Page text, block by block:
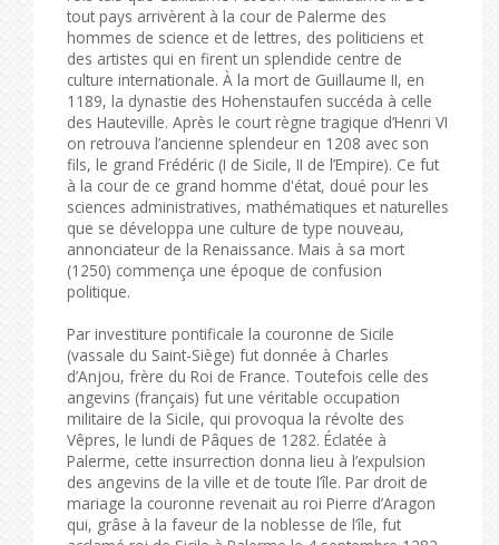
tout pays arrivèrent à la cour de Palerme des
hommes de science et de lettres, des politiciens et
des artistes qui en firent un splendide centre de
culture internationale. À la mort de Guillaume II, en
1189, la dynastie des Hohenstaufen succéda à celle
des Hauteville. Après le court règne tragique d’Henri VI
on retrouva l’ancienne splendeur en 1208 avec son
fils, le grand Frédéric (I de Sicile, II de l’Empire). Ce fut
à la cour de ce grand homme d'état, doué pour les
sciences administratives, mathématiques et naturelles
que se développa une culture de type nouveau,
annonciateur de la Renaissance. Mais à sa mort
(1250) commença une époque de confusion
politique.
Par investiture pontificale la couronne de Sicile
(vassale du Saint-Siège) fut donnée à Charles
d’Anjou, frère du Roi de France. Toutefois celle des
angevins (français) fut une véritable occupation
militaire de la Sicile, qui provoqua la révolte des
Vêpres, le lundi de Pâques de 1282. Éclatée à
Palerme, cette insurrection donna lieu à l’expulsion
des angevins de la ville et de toute l’île. Par droit de
mariage la couronne revenait au roi Pierre d’Aragon
qui, grâse à la faveur de la noblesse de l’île, fut